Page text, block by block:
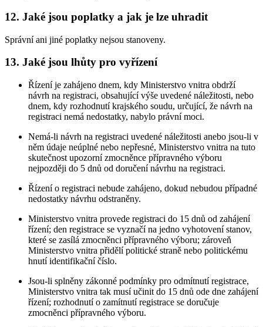
12. Jaké jsou poplatky a jak je lze uhradit
Správní ani jiné poplatky nejsou stanoveny.
13. Jaké jsou lhůty pro vyřízení
Řízení je zahájeno dnem, kdy Ministerstvo vnitra obdrží
návrh na registraci, obsahující výše uvedené náležitosti, nebo
dnem, kdy rozhodnutí krajského soudu, určující, že návrh na
registraci nemá nedostatky, nabylo právní moci.
Nemá-li návrh na registraci uvedené náležitosti anebo jsou-li v
něm údaje neúplné nebo nepřesné, Ministerstvo vnitra na tuto
skutečnost upozorní zmocněnce přípravného výboru
nejpozději do 5 dnů od doručení návrhu na registraci.
Řízení o registraci nebude zahájeno, dokud nebudou případné
nedostatky návrhu odstraněny.
Ministerstvo vnitra provede registraci do 15 dnů od zahájení
řízení; den registrace se vyznačí na jedno vyhotovení stanov,
které se zasílá zmocněnci přípravného výboru; zároveň
Ministerstvo vnitra přidělí politické straně nebo politickému
hnutí identifikační číslo.
Jsou-li splněny zákonné podmínky pro odmítnutí registrace,
Ministerstvo vnitra tak musí učinit do 15 dnů ode dne zahájení
řízení; rozhodnutí o zamítnutí registrace se doručuje
zmocněnci přípravného výboru.